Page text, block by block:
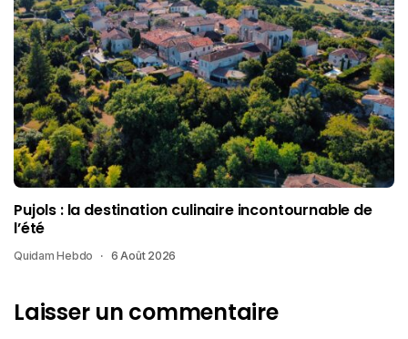
Pujols : la destination culinaire incontournable de
l’été
Quidam Hebdo 6 Août 2026
Laisser un commentaire